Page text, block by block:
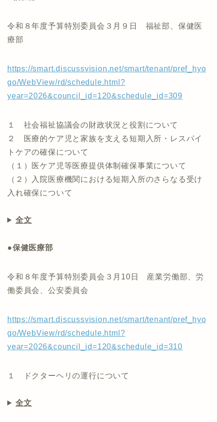
令和８年度予算特別委員会３月９日 福祉部、保健医
療部
https://smart.discussvision.net/smart/tenant/pref_hyo
go/WebView/rd/schedule.html?
year=2026&council_id=120&schedule_id=309
１ 社会福祉協議会の財政状況と役割について
２ 医療的ケア児と家族を支える短期入所・レスパイ
トケアの確保について
（１）医ケア児等医療提供体制確保事業について
（２）入院医療機関における短期入所のさらなる受け
入れ確保について
全文
●保健医療部
令和８年度予算特別委員会３月10日 産業労働部、労
働委員会、公安委員会
https://smart.discussvision.net/smart/tenant/pref_hyo
go/WebView/rd/schedule.html?
year=2026&council_id=120&schedule_id=310
１ ドクターヘリの運行について
全文